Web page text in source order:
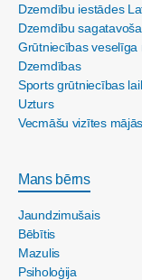
Dzemdību iestādes
Dzemdību
Grūtniecības veselīga
Dzemdības
Sports grūtniecības
Uzturs
Vecmāšu vizītes mājās
Mans bērns
Jaundzimušais
Bēbītis
Mazulis
Psiholoģija